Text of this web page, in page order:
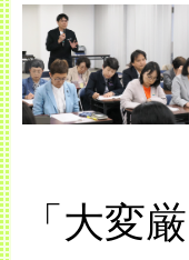
「大変